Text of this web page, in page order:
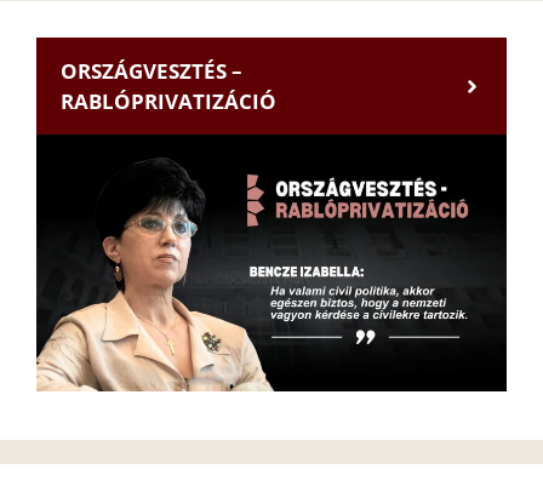
ORSZÁGVESZTÉS –
RABLÓPRIVATIZÁCIÓ